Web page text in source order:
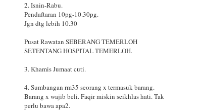
2. Isnin-Rabu.
Pendaftaran 10pg-10.30pg.
Jgn dtg lebih 10.30
Pusat Rawatan SEBERANG TEMERLOH
SETENTANG HOSPITAL TEMERLOH.
3. Khamis Jumaat cuti.
4. Sumbangan rm35 seorang x termasuk barang.
Barang x wajib beli. Faqir miskin seikhlas hati. Tak
perlu bawa apa2.